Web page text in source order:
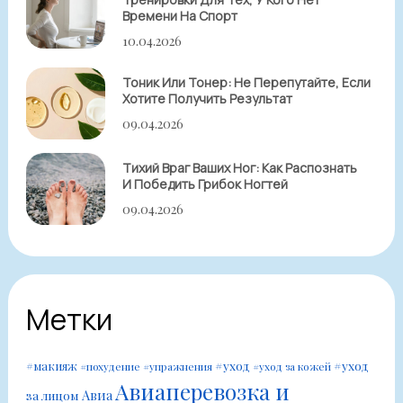
Времени На Спорт
10.04.2026
Тоник Или Тонер: Не Перепутайте, Если
Хотите Получить Результат
09.04.2026
Тихий Враг Ваших Ног: Как Распознать
И Победить Грибок Ногтей
09.04.2026
Метки
#макияж #похудение #упражнения #уход #уход за кожей #уход
за лицом Авиа Авиаперевозка и